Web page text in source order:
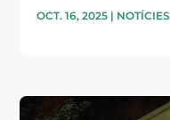
OCT. 16, 2025 | NOTÍCIES